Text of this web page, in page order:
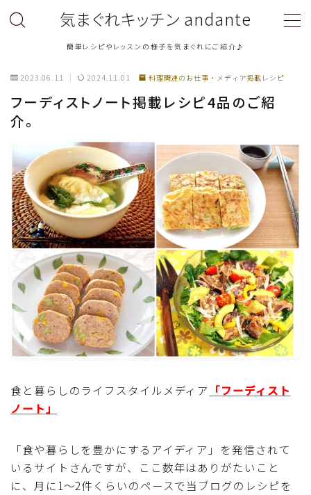
気まぐれキッチン andante
簡単レシピやレッスンの様子を気まぐれにご紹介♪
料理教室関連・レッスン後記
鶏肉料理
豚肉料理
牛肉料理
ひき肉料理
魚介料理
野菜料理(ブロッコリー・カリフラワー・パプリカ・菜
野菜料理(きゅうり・なす・トマト・ピーマン・かぼち
ゃ・ゴーヤ)
2023.06.11 2024.11.01 料理関連のお仕事・メディア掲載レシピ
フーディストノート掲載レシピ4品のご紹
介。
食と暮らしのライフスタイルメディア 「フーディスト
ノート」
「食や暮らしを豊かにするアイディア」を発信されて
いるサイトさんですが、ここ数年はありがたいこと
に、月に1〜2件くらいのペースで当ブログのレシピを